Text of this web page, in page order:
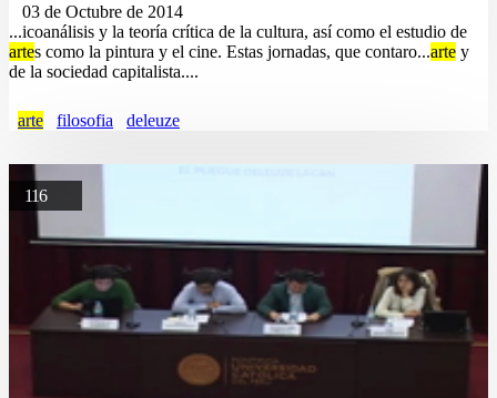
03 de Octubre de 2014
...icoanálisis y la teoría crítica de la cultura, así como el estudio de
artes como la pintura y el cine. Estas jornadas, que contaro...arte y
de la sociedad capitalista....
arte filosofia deleuze
116